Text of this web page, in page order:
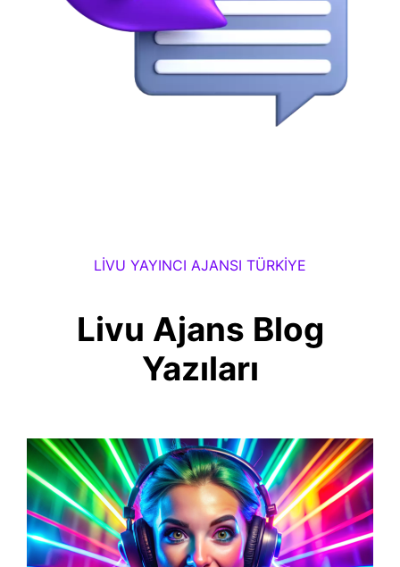
LIVU YAYINCI AJANSI TÜRKIYE
Livu Ajans Blog
Yazıları